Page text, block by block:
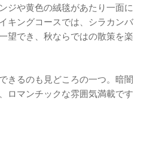
ジや黄色の絨毯があたり一面に
キングコースでは、シラカンバ
望でき、秋ならではの散策を楽
きるのも見どころの一つ。暗闇
ロマンチックな雰囲気満載です